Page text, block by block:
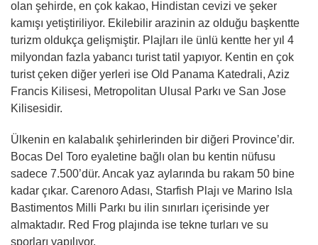
olan şehirde, en çok kakao, Hindistan cevizi ve şeker
kamışı yetiştiriliyor. Ekilebilir arazinin az olduğu başkentte
turizm oldukça gelişmiştir. Plajları ile ünlü kentte her yıl 4
milyondan fazla yabancı turist tatil yapıyor. Kentin en çok
turist çeken diğer yerleri ise Old Panama Katedrali, Aziz
Francis Kilisesi, Metropolitan Ulusal Parkı ve San Jose
Kilisesidir.
Ülkenin en kalabalık şehirlerinden bir diğeri Province’dir.
Bocas Del Toro eyaletine bağlı olan bu kentin nüfusu
sadece 7.500’dür. Ancak yaz aylarında bu rakam 50 bine
kadar çıkar. Carenoro Adası, Starfish Plajı ve Marino Isla
Bastimentos Milli Parkı bu ilin sınırları içerisinde yer
almaktadır. Red Frog plajında ise tekne turları ve su
sporları yapılıyor.